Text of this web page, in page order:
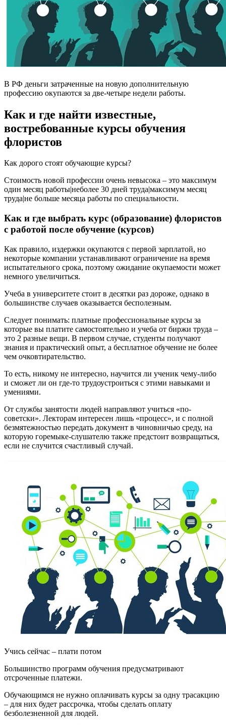
В РФ деньги затраченные на новую дополнительную
профессию окупаются за две-четыре недели работы.
Как и где найти известные,
востребованные курсы обучения
флористов
Как дорого стоят обучающие курсы?
Стоимость новой профессии очень невысока – это максимум
один месяц работы|неболее 30 дней труда|максимум месяц
труда|не больше месяца работы по специальности.
Как и где выбрать курс (образование) флористов
с работой после обучение (курсов)
Как правило, издержки окупаются с первой зарплатой, но
некоторые компании устанавливают ограничение на время
испытательного срока, поэтому ожидание окупаемости может
немного увеличиться.
Учеба в университете стоит в десятки раз дороже, однако в
большинстве случаев оказывается бесполезным.
Следует понимать: платные профессиональные курсы за
которые вы платите самостоятельно и учеба от биржи труда –
это 2 разные вещи. В первом случае, студенты получают
знания и практический опыт, а бесплатное обучение не более
чем очковтирательство.
То есть, никому не интересно, научится ли ученик чему-либо
и сможет ли он где-то трудоустроиться с этими навыками и
умениями.
От службы занятости людей направляют учиться «по-
советски». Лекторам интересен лишь «процесс», и с полной
безмятежностью передать документ в чиновничью среду, на
которую горемыке-слушателю также предстоит возвращаться,
если не случится счастливый случай.
Учись сейчас – плати потом
Большинство программ обучения предусматривают
отсроченные платежи.
Обучающимся не нужно оплачивать курсы за одну трасакцию
– для них будет рассрочка, чтобы сделать оплату
безболезненной для людей.